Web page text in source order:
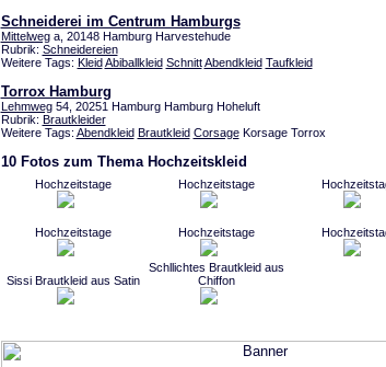
Schneiderei im Centrum Hamburgs
Mittelwega, 20148 Hamburg Harvestehude
Rubrik: Schneidereien
Weitere Tags: Kleid Abiballkleid Schnitt Abendkleid Taufkleid
Torrox Hamburg
Lehmweg54, 20251 Hamburg Hamburg Hoheluft
Rubrik: Brautkleider
Weitere Tags: Abendkleid Brautkleid CorsageKorsage Torrox
10 Fotos zum Thema Hochzeitskleid
Hochzeitstage Hochzeitstage
Hochzeitstage Hochzeitstage
Sissi Brautkleid aus Satin
Schllichtes Brautkleid aus
Chiffon